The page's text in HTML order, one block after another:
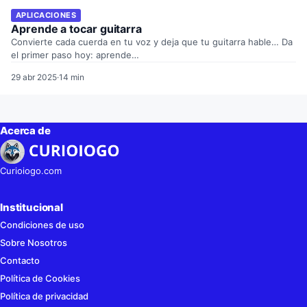
APLICACIONES
Aprende a tocar guitarra
Convierte cada cuerda en tu voz y deja que tu guitarra hable… Da
el primer paso hoy: aprende…
29 abr 2025·14 min
Acerca de
Curioiogo.com
Institucional
Condiciones de uso
Sobre Nosotros
Contacto
Política de Cookies
Política de privacidad